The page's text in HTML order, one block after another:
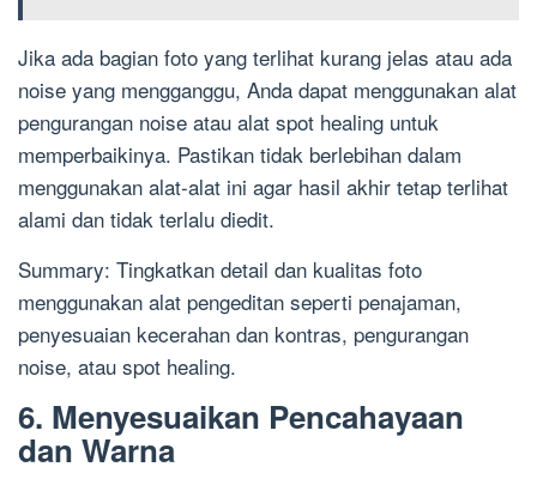
Jika ada bagian foto yang terlihat kurang jelas atau ada
noise yang mengganggu, Anda dapat menggunakan alat
pengurangan noise atau alat spot healing untuk
memperbaikinya. Pastikan tidak berlebihan dalam
menggunakan alat-alat ini agar hasil akhir tetap terlihat
alami dan tidak terlalu diedit.
Summary: Tingkatkan detail dan kualitas foto
menggunakan alat pengeditan seperti penajaman,
penyesuaian kecerahan dan kontras, pengurangan
noise, atau spot healing.
6. Menyesuaikan Pencahayaan
dan Warna